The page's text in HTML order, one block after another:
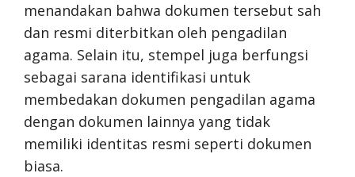
menandakan bahwa dokumen tersebut sah
dan resmi diterbitkan oleh pengadilan
agama. Selain itu, stempel juga berfungsi
sebagai sarana identifikasi untuk
membedakan dokumen pengadilan agama
dengan dokumen lainnya yang tidak
memiliki identitas resmi seperti dokumen
biasa.